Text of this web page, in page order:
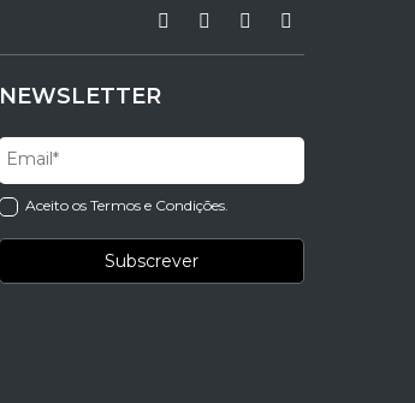
NEWSLETTER
Aceito os Termos e Condições.